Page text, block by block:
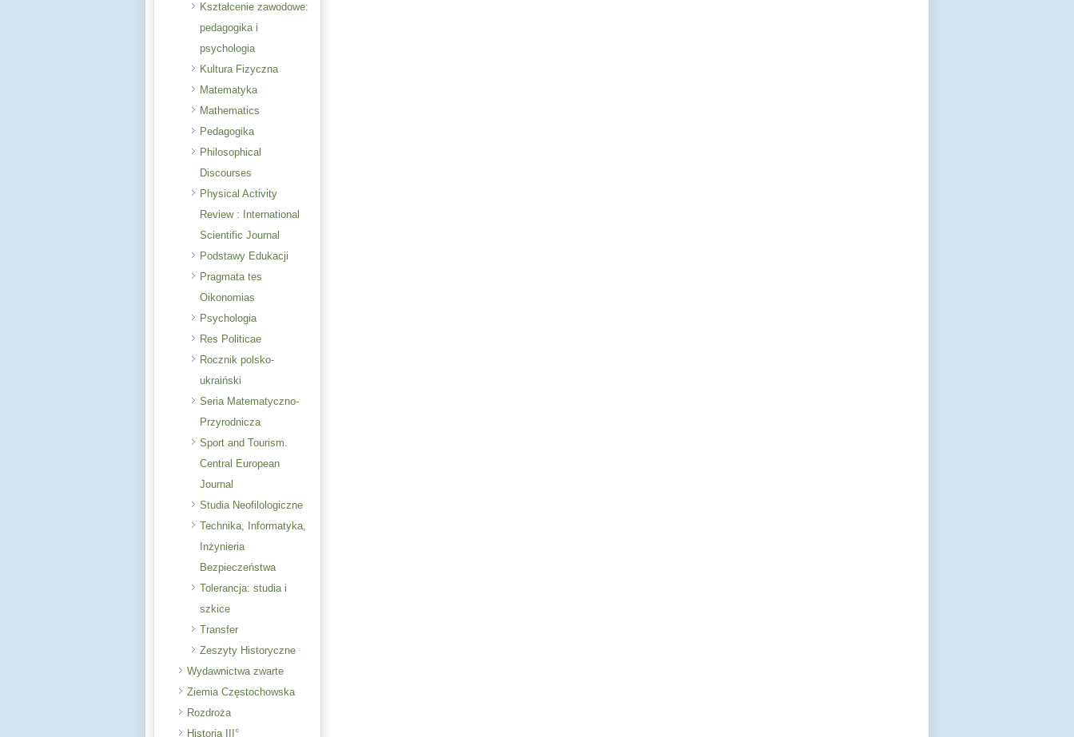
Kształcenie zawodowe:
pedagogika i
psychologia
Kultura Fizyczna
Matematyka
Mathematics
Pedagogika
Philosophical
Discourses
Physical Activity
Review : International
Scientific Journal
Podstawy Edukacji
Pragmata tes
Oikonomias
Psychologia
Res Politicae
Rocznik polsko-
ukraiński
Seria Matematyczno-
Przyrodnicza
Sport and Tourism.
Central European
Journal
Studia Neofilologiczne
Technika, Informatyka,
Inżynieria
Bezpieczeństwa
Tolerancja: studia i
szkice
Transfer
Zeszyty Historyczne
Wydawnictwa zwarte
Ziemia Częstochowska
Rozdroża
Historia III°